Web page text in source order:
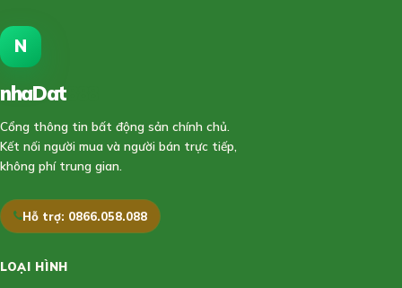
N
nhaDat
Cổng thông tin bất động sản chính chủ.
Kết nối người mua và người bán trực tiếp,
không phí trung gian.
Hỗ trợ: 0866.058.088
LOẠI HÌNH